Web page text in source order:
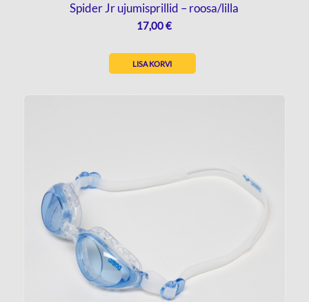
Spider Jr ujumisprillid – roosa/lilla
17,00€
LISA KORVI